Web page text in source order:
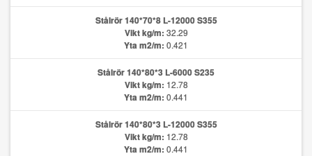
Stålrör 140*70*8 L-12000 S355
Vikt kg/m: 32.29
Yta m2/m: 0.421
Stålrör 140*80*3 L-6000 S235
Vikt kg/m: 12.78
Yta m2/m: 0.441
Stålrör 140*80*3 L-12000 S355
Vikt kg/m: 12.78
Yta m2/m: 0.441